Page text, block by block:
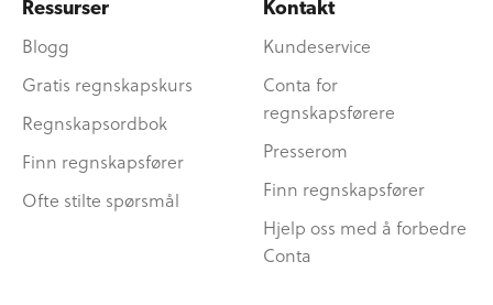
Ressurser
Blogg
Gratis regnskapskurs
Regnskapsordbok
Finn regnskapsfører
Ofte stilte spørsmål
Kontakt
Kundeservice
Conta for
regnskapsførere
Presserom
Finn regnskapsfører
Hjelp oss med å forbedre
Conta